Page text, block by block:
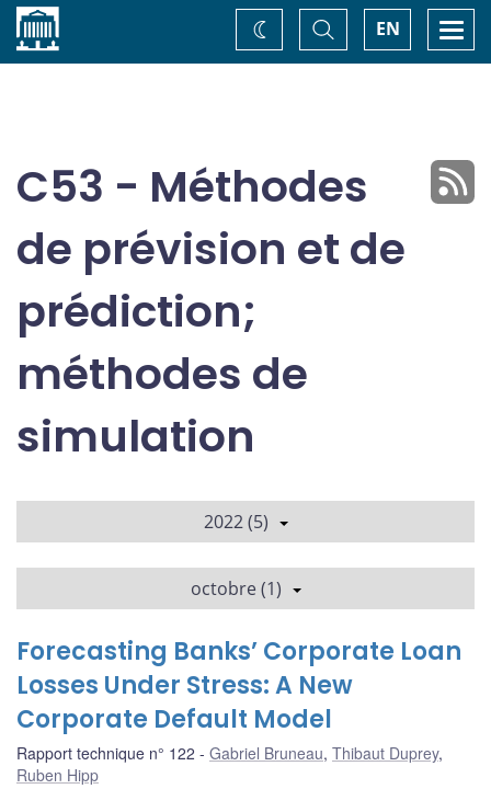
Accueil EN
Basculer
la
recherche
Changez
de
C53 - Méthodes
de prévision et de
prédiction;
méthodes de
simulation
2022 (5)
octobre (1)
Forecasting Banks’ Corporate Loan
Losses Under Stress: A New
Corporate Default Model
Rapport technique n° 122 Gabriel Bruneau, Thibaut Duprey,
Ruben Hipp